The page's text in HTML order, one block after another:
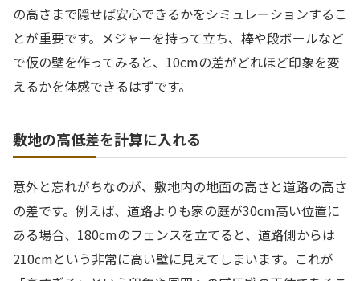
の高さまで隠せば安心できるかをシミュレーションするこ
とが重要です。メジャーを持って立ち、棒や段ボールなど
で仮の壁を作ってみると、10cmの差がどれほど印象を変
えるかを体感できるはずです。
敷地の高低差を計算に入れる
意外と忘れがちなのが、敷地内の地面の高さと道路の高さ
の差です。例えば、道路よりも家の庭が30cm高い位置に
ある場合、180cmのフェンスを立てると、道路側からは
210cmという非常に高い壁に見えてしまいます。これが